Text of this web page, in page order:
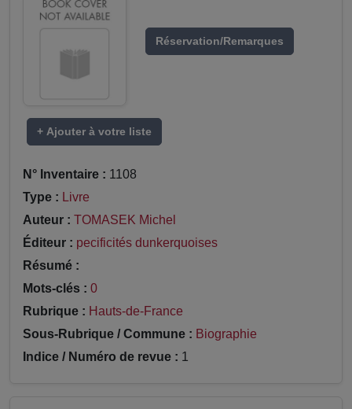
Réservation/Remarques
+ Ajouter à votre liste
N° Inventaire : 1108
Type : Livre
Auteur : TOMASEK Michel
Éditeur : pecificités dunkerquoises
Résumé :
Mots-clés : 0
Rubrique : Hauts-de-France
Sous-Rubrique / Commune : Biographie
Indice / Numéro de revue : 1